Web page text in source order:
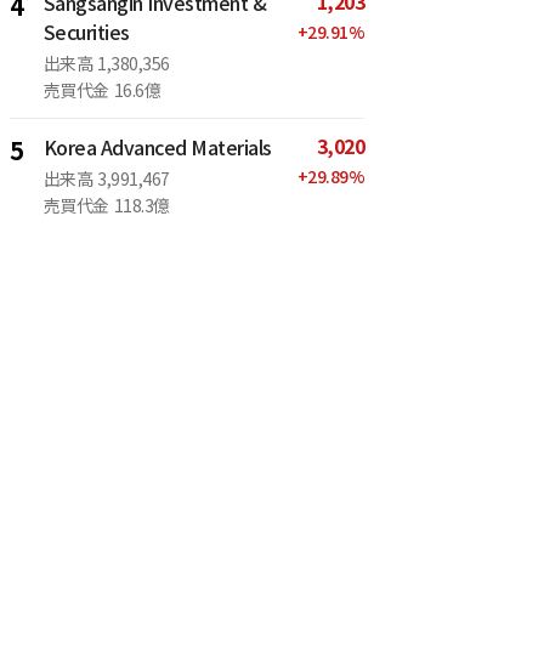
4
Securities
出来高 1,380,356
売買代金 16.6億
+29.91%
5 Korea Advanced Materials
出来高 3,991,467
売買代金 118.3億
3,020
+29.89%